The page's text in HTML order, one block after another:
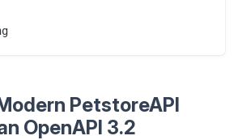
PetstoreAPI
OpenAPI 3.2